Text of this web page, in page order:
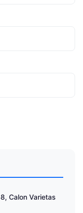
Calon Varietas